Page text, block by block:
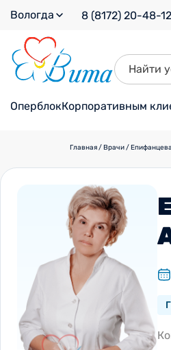
Вологда 8 (8172) 20-48-12
ОперблокКорпоративным
Главная/Врачи/